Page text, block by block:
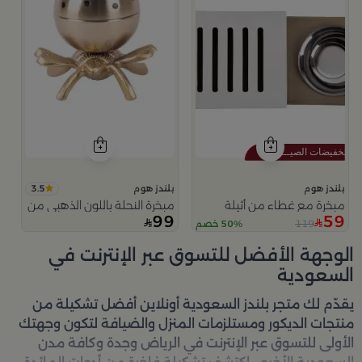
بلندز هوم
مبخرة مع غطاء من أثيلة
59
119 50% خصم
بلندز هوم 3.5
مبخرة النحلة باللون الذهبي من امارا
99
الوجهة الأفضل للتسوق عبر الإنترنت في
السعودية
يقدّم لك متجر بلندز السعودية أونلاين أفضل تشكيلة من
منتجات الديكور ومستلزمات المنزل والضيافة لتكون وجهتك
الأولى للتسوق عبر الإنترنت في الرياض وجدة وكافة مدن